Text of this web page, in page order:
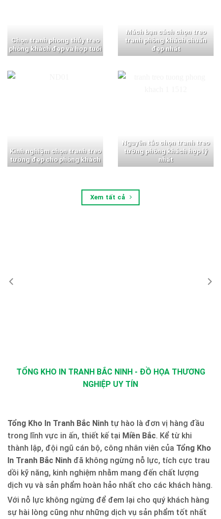
Chọn tranh phong thủy treo
phòng khách đẹp và hợp tuổi
Mách bạn cách chọn treo
tranh phòng khách chuẩn
đẹp nhất
Kinh nghiệm chọn tranh treo
tường đẹp cho phòng khách
Nguyên tắc chọn tranh treo
tường phòng khách hợp lý
nhất
Xem tất cả
TỔNG KHO IN TRANH BẮC NINH - ĐỒ HỌA THƯƠNG
NGHIỆP UY TÍN
Tổng Kho In Tranh Bắc Ninh tự hào là đơn vị hàng đầu
trong lĩnh vực in ấn, thiết kế tại Miền Bắc. Kể từ khi
thành lập, đội ngũ cán bộ, công nhân viên của Tổng Kho
In Tranh Bắc Ninh đã không ngừng nỗ lực, tích cực trau
dồi kỹ năng, kinh nghiệm nhằm mang đến chất lượng
dịch vụ và sản phẩm hoàn hảo nhất cho các khách hàng.
Với nỗ lực không ngừng để đem lại cho quý khách hàng
sự hài lòng cũng như những dịch vụ sản phẩm tốt nhất